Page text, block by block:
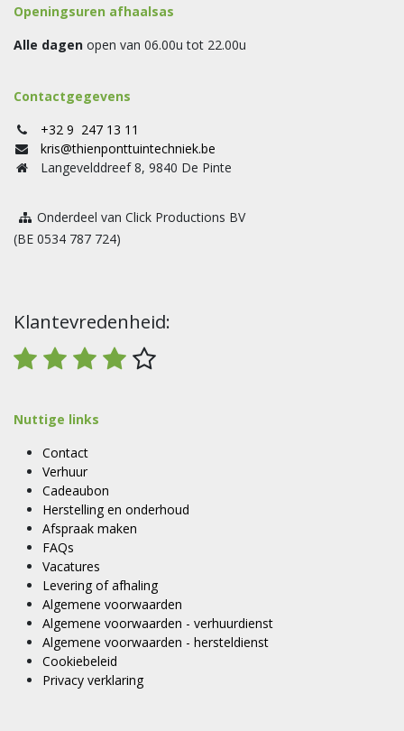
Openingsuren afhaalsas
Alle dagen open van 06.00u tot 22.00u
Contactgegevens
+32 9 247 13 11
kris@thienponttuintechniek.be
Langevelddreef 8, 9840 De Pinte
Onderdeel van Click Productions BV
(BE 0534 787 724)
Klantevredenheid:
Nuttige links
Contact
Verhuur
Cadeaubon
Herstelling en onderhoud
Afspraak maken
FAQs
Vacatures
Levering of afhaling
Algemene voorwaarden
Algemene voorwaarden - verhuurdienst
Algemene voorwaarden - hersteldienst
Cookiebeleid
Privacy verklaring